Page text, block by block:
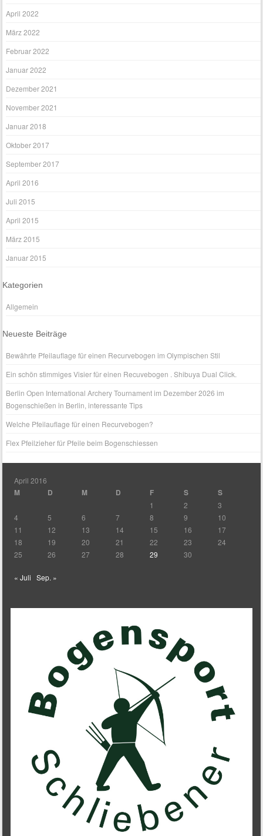
April 2022
März 2022
Februar 2022
Januar 2022
Dezember 2021
November 2021
Januar 2018
Oktober 2017
September 2017
April 2016
Juli 2015
April 2015
März 2015
Januar 2015
Kategorien
Allgemein
Neueste Beiträge
Bewährte Pfeilauflage für einen Recurvebogen im Olympischen Stil
Ein schön stimmiges Visier für einen Recuvebogen . Shibuya Dual Click.
Berlin Open International Archery Tournament im Dezember 2026 im
Bogenschießen in Berlin, interessante Tips
Welche Pfeilauflage für einen Recurvebogen?
Flex Pfeilzieher für Pfeile beim Bogenschiessen
April 2016
M D M D F S S
1 2
3
4
5 6 7 8 9
10
11
12 13 14 15 16
17
18
19 20 21 22 23
24
25
26 27 28 29 30
« Juli Sep. »